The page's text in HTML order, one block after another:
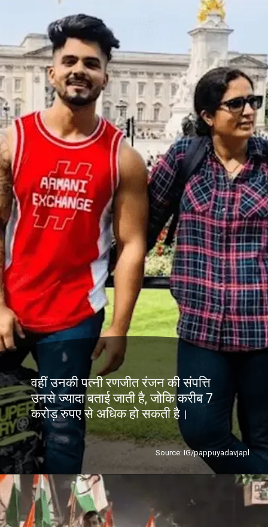
वहीं उनकी पत्नी रणजीत रंजन की संपत्ति
उनसे ज्यादा बताई जाती है, जोकि करीब 7
करोड़ रुपए से अधिक हो सकती है।
Source: IG/pappuyadavjapl